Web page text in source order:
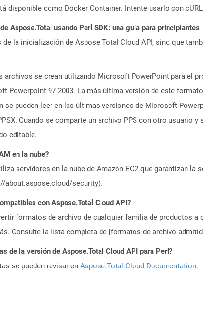
disponible como Docker Container. Intente usarlo con
Aspose.Total usando Perl SDK: una guía para principiantes
de la inicialización de Aspose.Total Cloud API, sino que
archivos se crean utilizando Microsoft PowerPoint para el
Powerpoint 97-2003. La más última versión de este
se pueden leer en las últimas versiones de Microsoft
Cuando se comparte un archivo PPS con otro usuario
editable.
en la nube?
servidores en la nube de Amazon EC2 que garantizan
about.aspose.cloud/security).
con Aspose.Total Cloud API?
formatos de archivo de cualquier familia de productos a
Consulte la lista completa de [formatos de archivo
de la versión de Aspose.Total Cloud API para Perl?
se pueden revisar en Aspose.Total Cloud Documentation.